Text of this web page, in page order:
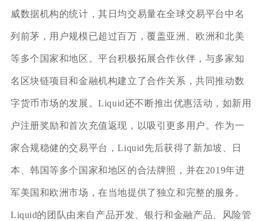
威数据机构的统计，其日均交易量在全球交易平台中名
列前茅，用户规模已超过百万，覆盖亚洲、欧洲和北美
等多个国家和地区。平台积极拓展合作伙伴，与多家知
名区块链项目和金融机构建立了合作关系，共同推动数
字货币市场的发展。Liquid还不断推出优惠活动，如新用
户注册奖励和首次充值返现，以吸引更多用户。作为一
家合规稳健的交易平台，Liquid先后获得了新加坡、日
本、韩国等多个国家和地区的合法牌照，并在2019年进
军美国和欧洲市场，在当地提供了独立和完整的服务。
Liquid的团队由来自产品开发、银行和金融产品、风险管